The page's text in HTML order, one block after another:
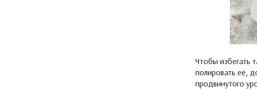
Чтобы избегать
полировать её,
продвинутого